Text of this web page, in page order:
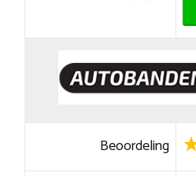
Beoordeling